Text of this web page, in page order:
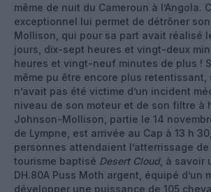
même de nuit du Cameroun à l’Angola.
exceptionnel lui permet de détrôner
Mollison, qui pour sa part avait réalisé
jours, dix-sept heures et vingt-deux
heures et vingt-neuf minutes de plus !
même pu être encore plus retentissant,
n’avait pas été victime d’un incident
niveau de son moteur et de son filtre à
Johnson-Mollison, partie le 14
de Lympne, est arrivée au Cap à 13 h
personnes attendaient l’atterrissage
tourisme baptisé Desert Cloud, à savoir
DH.80A Puss Moth argent, équipé d’un
développer une puissance de 105